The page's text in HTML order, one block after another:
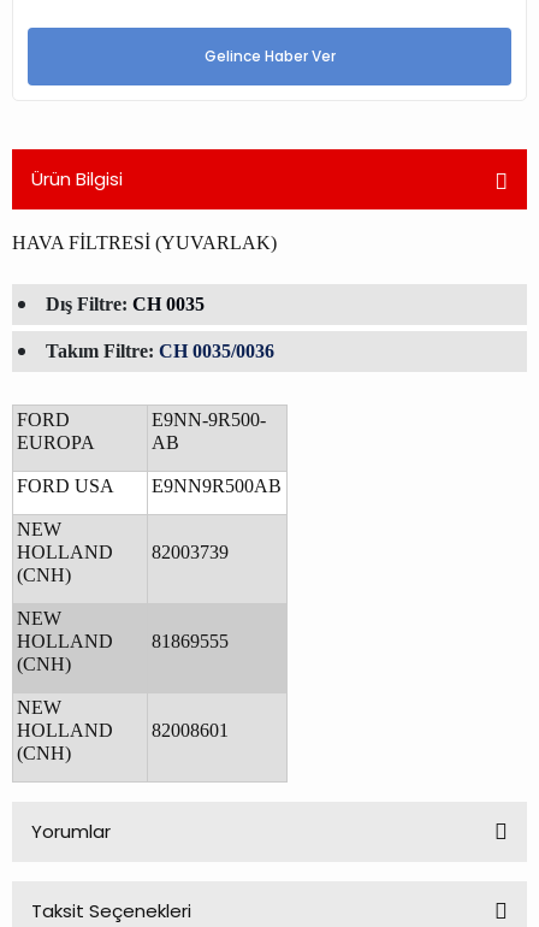
Gelince Haber Ver
Ürün Bilgisi
HAVA FİLTRESİ (YUVARLAK)
Dış Filtre: CH 0035
Takım Filtre: CH 0035/0036
FORD
EUROPA
E9NN-9R500-
AB
FORD USA E9NN9R500AB
NEW
HOLLAND
(CNH)
82003739
NEW
HOLLAND
(CNH)
81869555
NEW
HOLLAND
(CNH)
82008601
Yorumlar
Taksit Seçenekleri